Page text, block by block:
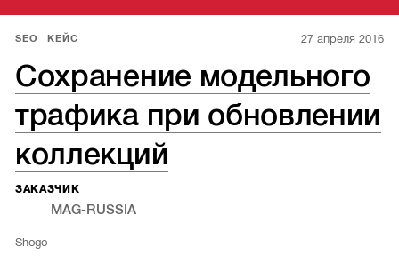
SEO КЕЙС 27 апреля 2016
Сохранение модельного
трафика при обновлении
коллекций
ЗАКАЗЧИК
MAG-RUSSIA
Shogo